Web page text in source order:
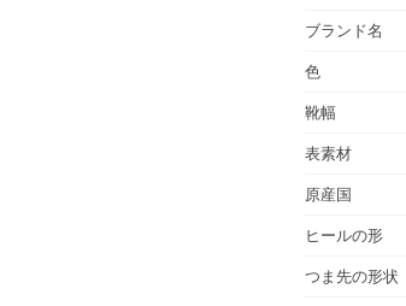
ブランド名
色
靴幅
表素材
原産国
ヒールの形
つま先の形状